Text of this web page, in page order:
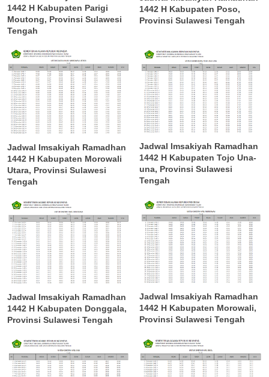
1442 H Kabupaten Parigi
Moutong, Provinsi Sulawesi
Tengah
1442 H Kabupaten Poso,
Provinsi Sulawesi Tengah
Jadwal Imsakiyah Ramadhan
1442 H Kabupaten Morowali
Utara, Provinsi Sulawesi
Tengah
Jadwal Imsakiyah Ramadhan
1442 H Kabupaten Tojo Una-
una, Provinsi Sulawesi
Tengah
Jadwal Imsakiyah Ramadhan
1442 H Kabupaten Donggala,
Provinsi Sulawesi Tengah
Jadwal Imsakiyah Ramadhan
1442 H Kabupaten Morowali,
Provinsi Sulawesi Tengah